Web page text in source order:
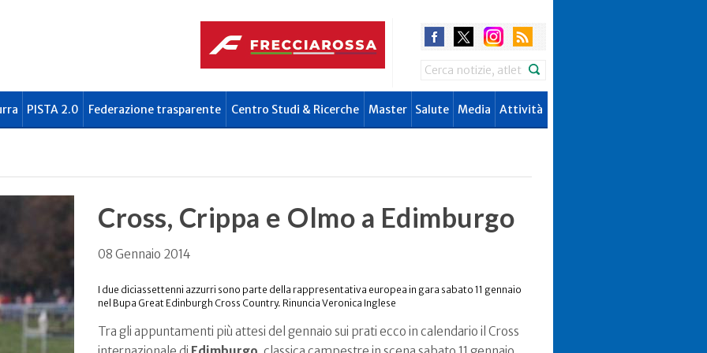
Search
PISTA 2.0 Federazione trasparente Centro Studi & Ricerche Master Salute Media Attività
Cross, Crippa e Olmo a Edimburgo
08 Gennaio 2014
I due diciassettenni azzurri sono parte della rappresentativa europea in gara sabato 11 gennaio
nel Bupa Great Edinburgh Cross Country. Rinuncia Veronica Inglese
Tra gli appuntamenti più attesi del gennaio sui prati ecco in calendario il Cross